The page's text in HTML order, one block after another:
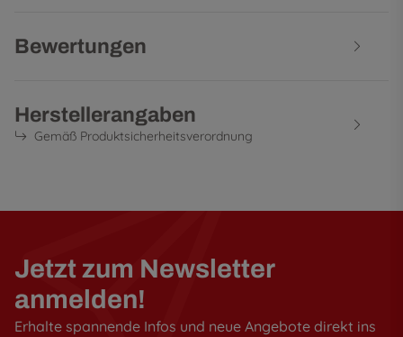
Bewertungen
Herstellerangaben
Gemäß Produktsicherheitsverordnung
Jetzt zum Newsletter
anmelden!
Erhalte spannende Infos und neue Angebote direkt ins